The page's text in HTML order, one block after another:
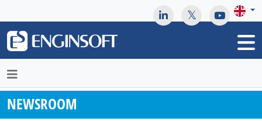
NEWSROOM
May we use cookies to track your activities? We take your
privacy very seriously. Please see our privacy policy for details
and any questions.